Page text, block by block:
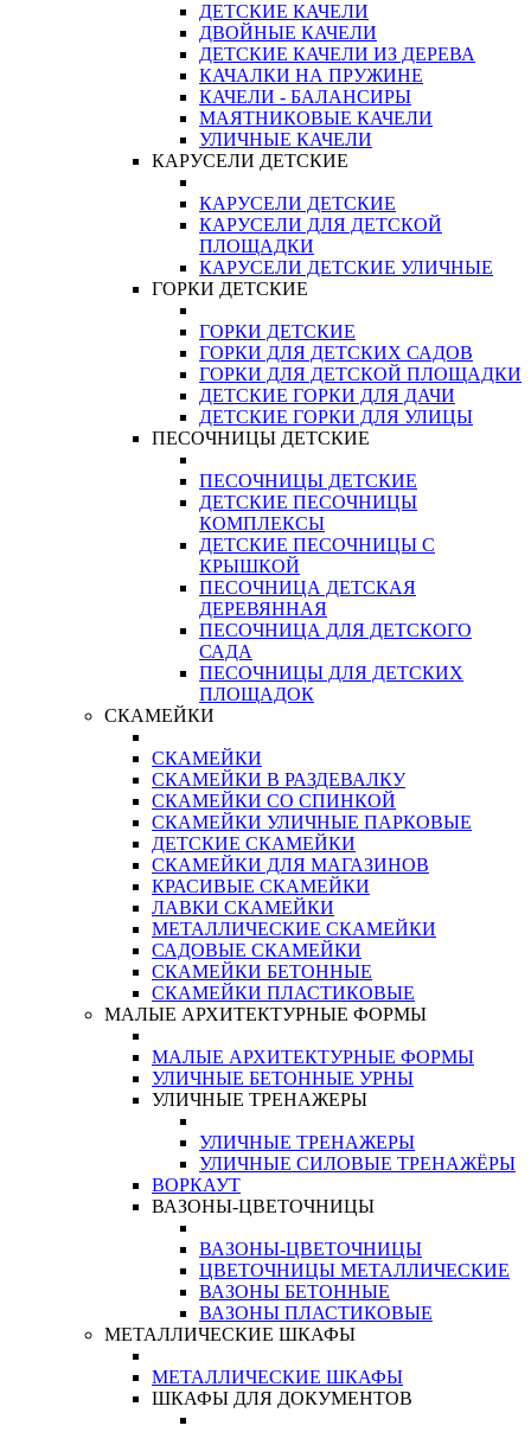
ДЕТСКИЕ КАЧЕЛИ
ДВОЙНЫЕ КАЧЕЛИ
ДЕТСКИЕ КАЧЕЛИ ИЗ ДЕРЕВА
КАЧАЛКИ НА ПРУЖИНЕ
КАЧЕЛИ - БАЛАНСИРЫ
МАЯТНИКОВЫЕ КАЧЕЛИ
УЛИЧНЫЕ КАЧЕЛИ
КАРУСЕЛИ ДЕТСКИЕ
КАРУСЕЛИ ДЕТСКИЕ
КАРУСЕЛИ ДЛЯ ДЕТСКОЙ
ПЛОЩАДКИ
КАРУСЕЛИ ДЕТСКИЕ УЛИЧНЫЕ
ГОРКИ ДЕТСКИЕ
ГОРКИ ДЕТСКИЕ
ГОРКИ ДЛЯ ДЕТСКИХ САДОВ
ГОРКИ ДЛЯ ДЕТСКОЙ ПЛОЩАДКИ
ДЕТСКИЕ ГОРКИ ДЛЯ ДАЧИ
ДЕТСКИЕ ГОРКИ ДЛЯ УЛИЦЫ
ПЕСОЧНИЦЫ ДЕТСКИЕ
ПЕСОЧНИЦЫ ДЕТСКИЕ
ДЕТСКИЕ ПЕСОЧНИЦЫ
КОМПЛЕКСЫ
ДЕТСКИЕ ПЕСОЧНИЦЫ С
КРЫШКОЙ
ПЕСОЧНИЦА ДЕТСКАЯ
ДЕРЕВЯННАЯ
ПЕСОЧНИЦА ДЛЯ ДЕТСКОГО
САДА
ПЕСОЧНИЦЫ ДЛЯ ДЕТСКИХ
ПЛОЩАДОК
СКАМЕЙКИ
СКАМЕЙКИ
СКАМЕЙКИ В РАЗДЕВАЛКУ
СКАМЕЙКИ СО СПИНКОЙ
СКАМЕЙКИ УЛИЧНЫЕ ПАРКОВЫЕ
ДЕТСКИЕ СКАМЕЙКИ
СКАМЕЙКИ ДЛЯ МАГАЗИНОВ
КРАСИВЫЕ СКАМЕЙКИ
ЛАВКИ СКАМЕЙКИ
МЕТАЛЛИЧЕСКИЕ СКАМЕЙКИ
САДОВЫЕ СКАМЕЙКИ
СКАМЕЙКИ БЕТОННЫЕ
СКАМЕЙКИ ПЛАСТИКОВЫЕ
МАЛЫЕ АРХИТЕКТУРНЫЕ ФОРМЫ
МАЛЫЕ АРХИТЕКТУРНЫЕ ФОРМЫ
УЛИЧНЫЕ БЕТОННЫЕ УРНЫ
УЛИЧНЫЕ ТРЕНАЖЕРЫ
УЛИЧНЫЕ ТРЕНАЖЕРЫ
УЛИЧНЫЕ СИЛОВЫЕ ТРЕНАЖЁРЫ
ВОРКАУТ
ВАЗОНЫ-ЦВЕТОЧНИЦЫ
ВАЗОНЫ-ЦВЕТОЧНИЦЫ
ЦВЕТОЧНИЦЫ МЕТАЛЛИЧЕСКИЕ
ВАЗОНЫ БЕТОННЫЕ
ВАЗОНЫ ПЛАСТИКОВЫЕ
МЕТАЛЛИЧЕСКИЕ ШКАФЫ
МЕТАЛЛИЧЕСКИЕ ШКАФЫ
ШКАФЫ ДЛЯ ДОКУМЕНТОВ